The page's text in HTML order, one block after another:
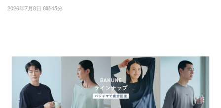
2026年7月8日 8時45分